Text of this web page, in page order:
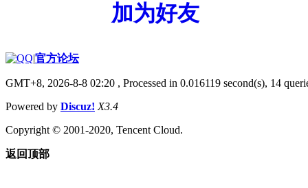
加为好友
|官方论坛
GMT+8, 2026-8-8 02:20 , Processed in 0.016119 second(s), 14
Powered by Discuz! X3.4
Copyright © 2001-2020, Tencent Cloud.
返回顶部